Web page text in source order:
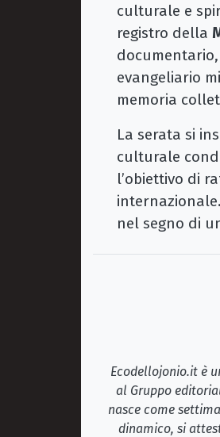
culturale e
registro della
evangeliario
memoria
La serata si
culturale
l’obiettivo di
nel segno di
Ecodellojonio.it è
al Gruppo
nasce come
dinamico, si